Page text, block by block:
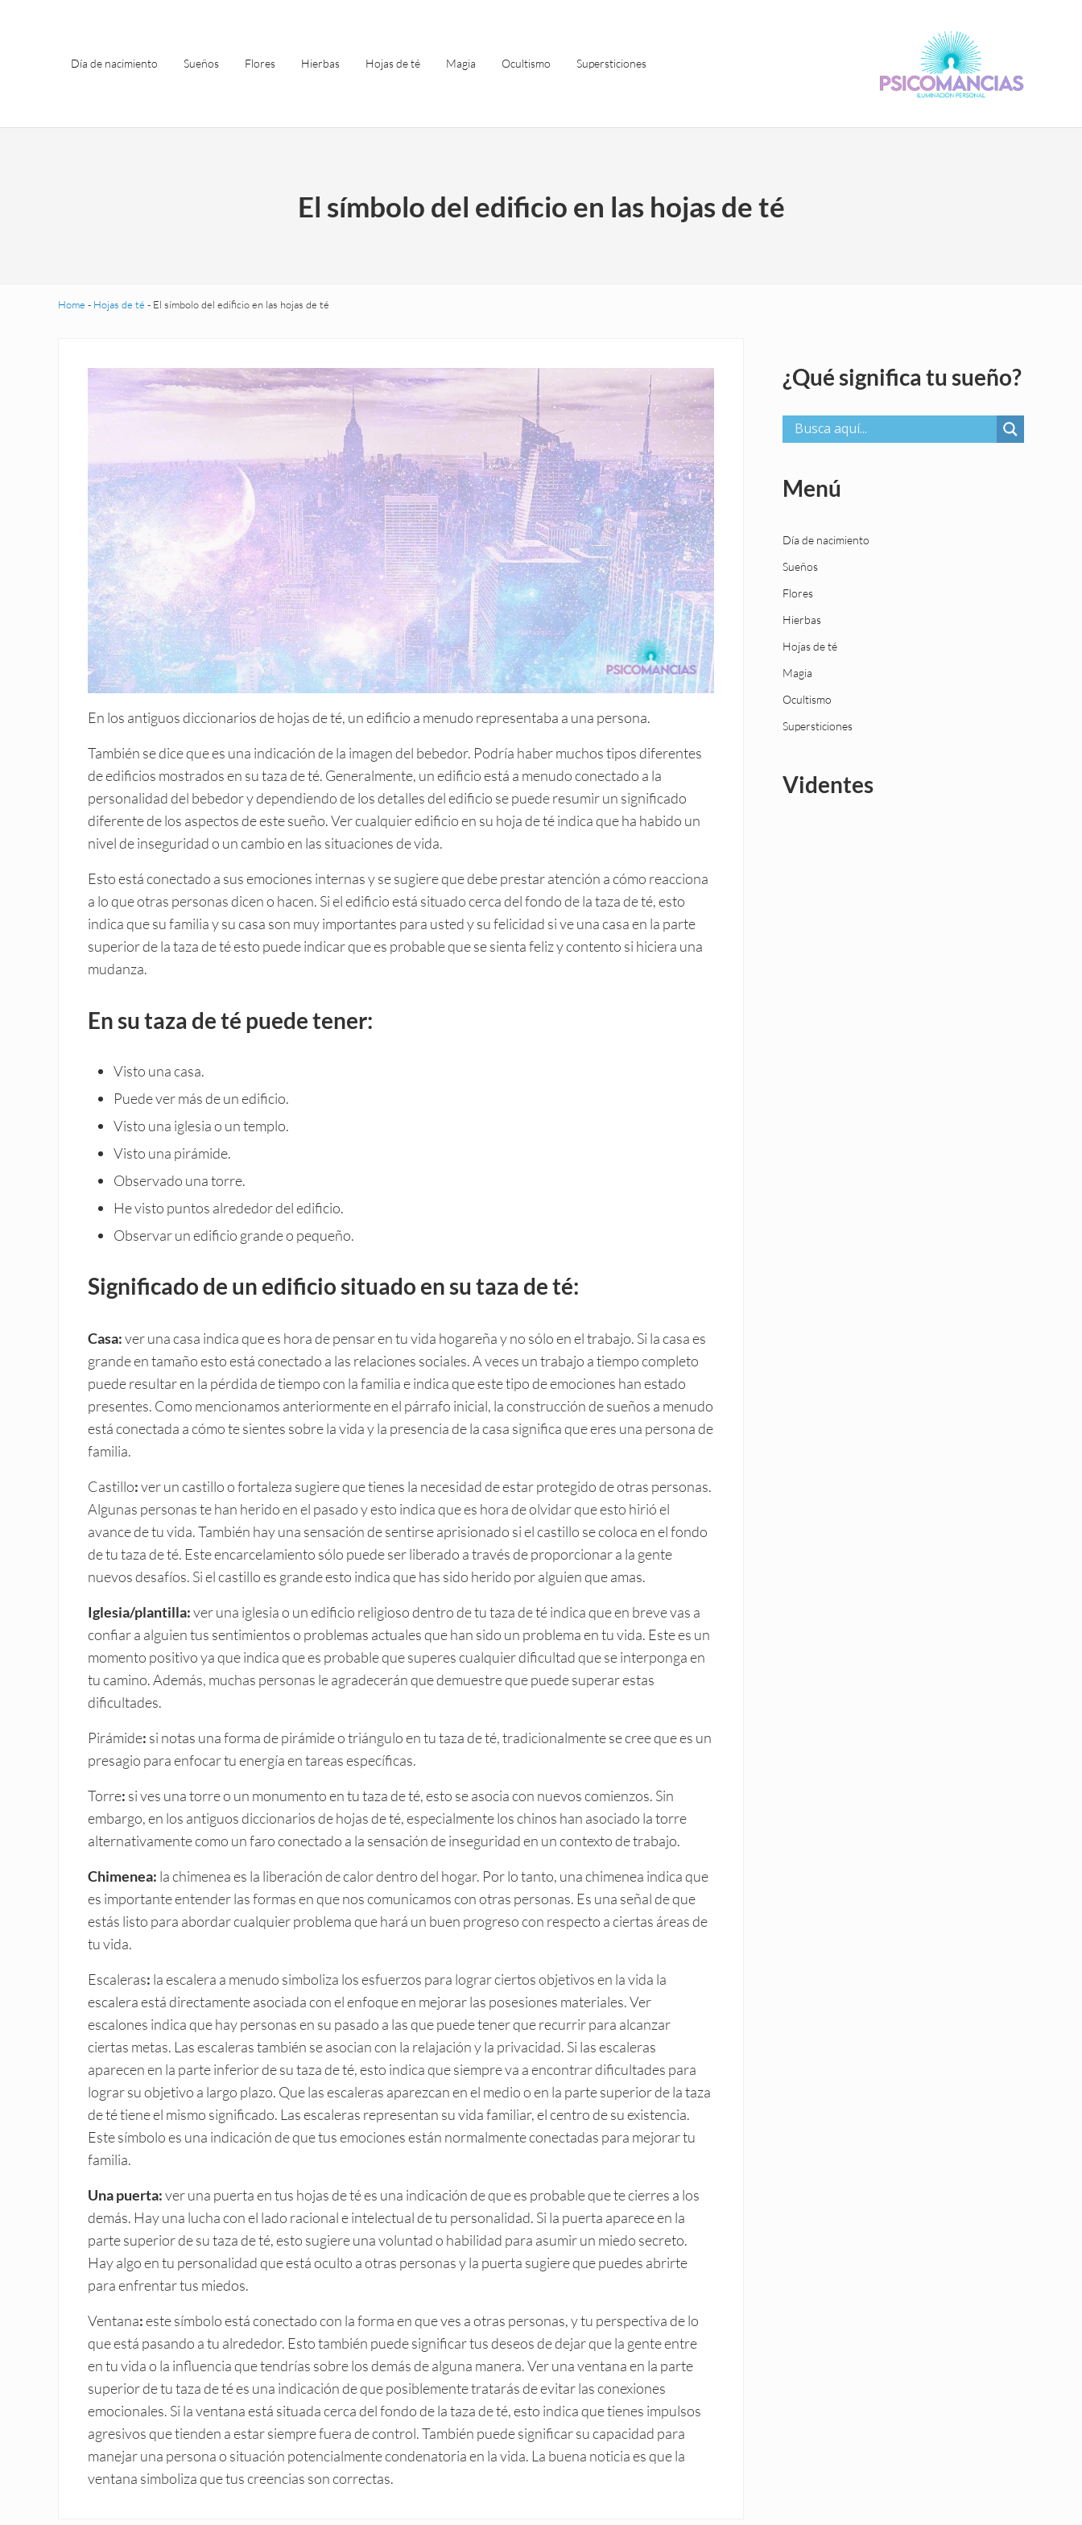
Día de nacimiento Sueños Flores Hierbas Hojas de té Magia Ocultismo Supersticiones
El símbolo del edificio en las hojas de té
Home - Hojas de té - El símbolo del edificio en las hojas de té
En los antiguos diccionarios de hojas de té, un edificio a menudo representaba a una persona.
También se dice que es una indicación de la imagen del bebedor. Podría haber muchos tipos diferentes
de edificios mostrados en su taza de té. Generalmente, un edificio está a menudo conectado a la
personalidad del bebedor y dependiendo de los detalles del edificio se puede resumir un significado
diferente de los aspectos de este sueño. Ver cualquier edificio en su hoja de té indica que ha habido un
nivel de inseguridad o un cambio en las situaciones de vida.
Esto está conectado a sus emociones internas y se sugiere que debe prestar atención a cómo reacciona
a lo que otras personas dicen o hacen. Si el edificio está situado cerca del fondo de la taza de té, esto
indica que su familia y su casa son muy importantes para usted y su felicidad si ve una casa en la parte
superior de la taza de té esto puede indicar que es probable que se sienta feliz y contento si hiciera una
mudanza.
En su taza de té puede tener:
Visto una casa.
Puede ver más de un edificio.
Visto una iglesia o un templo.
Visto una pirámide.
Observado una torre.
He visto puntos alrededor del edificio.
Observar un edificio grande o pequeño.
Significado de un edificio situado en su taza de té:
Casa:ver una casa indica que es hora de pensar en tu vida hogareña y no sólo en el trabajo. Si la casa es
grande en tamaño esto está conectado a las relaciones sociales. A veces un trabajo a tiempo completo
puede resultar en la pérdida de tiempo con la familia e indica que este tipo de emociones han estado
presentes. Como mencionamos anteriormente en el párrafo inicial, la construcción de sueños a menudo
está conectada a cómo te sientes sobre la vida y la presencia de la casa significa que eres una persona de
familia.
Castillo:ver un castillo o fortaleza sugiere que tienes la necesidad de estar protegido de otras personas.
Algunas personas te han herido en el pasado y esto indica que es hora de olvidar que esto hirió el
avance de tu vida. También hay una sensación de sentirse aprisionado si el castillo se coloca en el fondo
de tu taza de té. Este encarcelamiento sólo puede ser liberado a través de proporcionar a la gente
nuevos desafíos. Si el castillo es grande esto indica que has sido herido por alguien que amas.
Iglesia/plantilla:ver una iglesia o un edificio religioso dentro de tu taza de té indica que en breve vas a
confiar a alguien tus sentimientos o problemas actuales que han sido un problema en tu vida. Este es un
momento positivo ya que indica que es probable que superes cualquier dificultad que se interponga en
tu camino. Además, muchas personas le agradecerán que demuestre que puede superar estas
dificultades.
Pirámide: si notas una forma de pirámide o triángulo en tu taza de té, tradicionalmente se cree que es un
presagio para enfocar tu energía en tareas específicas.
Torre: si ves una torre o un monumento en tu taza de té, esto se asocia con nuevos comienzos. Sin
embargo, en los antiguos diccionarios de hojas de té, especialmente los chinos han asociado la torre
alternativamente como un faro conectado a la sensación de inseguridad en un contexto de trabajo.
Chimenea: la chimenea es la liberación de calor dentro del hogar. Por lo tanto, una chimenea indica que
es importante entender las formas en que nos comunicamos con otras personas. Es una señal de que
estás listo para abordar cualquier problema que hará un buen progreso con respecto a ciertas áreas de
tu vida.
Escaleras: la escalera a menudo simboliza los esfuerzos para lograr ciertos objetivos en la vida la
escalera está directamente asociada con el enfoque en mejorar las posesiones materiales. Ver
escalones indica que hay personas en su pasado a las que puede tener que recurrir para alcanzar
ciertas metas. Las escaleras también se asocian con la relajación y la privacidad. Si las escaleras
aparecen en la parte inferior de su taza de té, esto indica que siempre va a encontrar dificultades para
lograr su objetivo a largo plazo. Que las escaleras aparezcan en el medio o en la parte superior de la taza
de té tiene el mismo significado. Las escaleras representan su vida familiar, el centro de su existencia.
Este símbolo es una indicación de que tus emociones están normalmente conectadas para mejorar tu
familia.
Una puerta:ver una puerta en tus hojas de té es una indicación de que es probable que te cierres a los
demás. Hay una lucha con el lado racional e intelectual de tu personalidad. Si la puerta aparece en la
parte superior de su taza de té, esto sugiere una voluntad o habilidad para asumir un miedo secreto.
Hay algo en tu personalidad que está oculto a otras personas y la puerta sugiere que puedes abrirte
para enfrentar tus miedos.
Ventana:este símbolo está conectado con la forma en que ves a otras personas, y tu perspectiva de lo
que está pasando a tu alrededor. Esto también puede significar tus deseos de dejar que la gente entre
en tu vida o la influencia que tendrías sobre los demás de alguna manera. Ver una ventana en la parte
superior de tu taza de té es una indicación de que posiblemente tratarás de evitar las conexiones
emocionales. Si la ventana está situada cerca del fondo de la taza de té, esto indica que tienes impulsos
agresivos que tienden a estar siempre fuera de control. También puede significar su capacidad para
manejar una persona o situación potencialmente condenatoria en la vida. La buena noticia es que la
ventana simboliza que tus creencias son correctas.
¿Qué significa tu sueño?
Menú
Día de nacimiento
Sueños
Flores
Hierbas
Hojas de té
Magia
Ocultismo
Supersticiones
Videntes